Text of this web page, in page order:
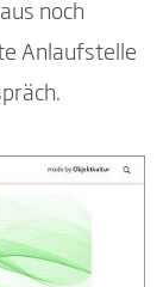
noch
Anlaufstelle